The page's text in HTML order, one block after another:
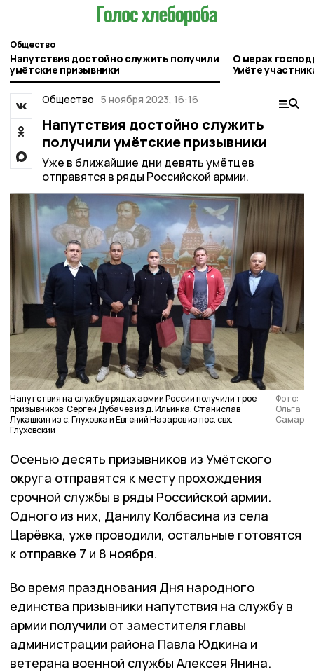
Общество
Напутствия достойно служить получили
умётские призывники
О мерах
Умёте
Общество 5 ноября 2023, 16:16
Напутствия достойно служить
получили умётские призывники
Уже в ближайшие дни девять умëтцев
отправятся в ряды Российской армии.
Напутствия на службу в рядах армии России получили трое
призывников: Сергей Дубачёв из д. Ильинка, Станислав
Лукашкин из с. Глуховка и Евгений Назаров из пос. свх.
Глуховский
Фото:
Ольга
Самар
Осенью десять призывников из Умётского
округа отправятся к месту прохождения
срочной службы в ряды Российской армии.
Одного из них, Данилу Колбасина из села
Царёвка, уже проводили, остальные готовятся
к отправке 7 и 8 ноября.
Во время празднования Дня народного
единства призывники напутствия на службу в
армии получили от заместителя главы
администрации района Павла Юдкина и
ветерана военной службы Алексея Янина.